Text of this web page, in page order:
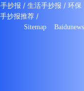
抄报 / 生活手抄报 / 环保
手抄报推荐 /
Sitemap Baidunews